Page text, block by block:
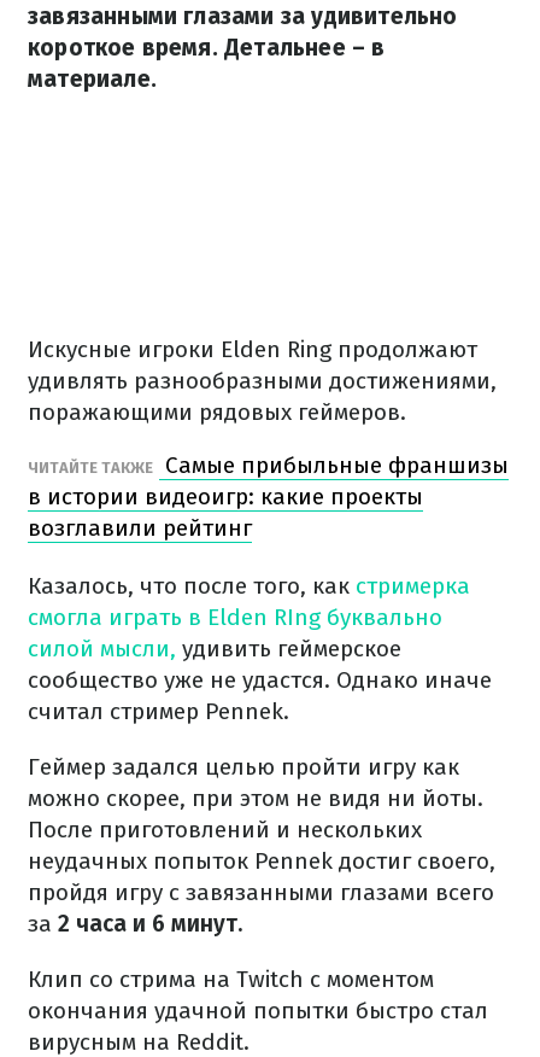
завязанными глазами за удивительно
короткое время. Детальнее – в
материале.
Искусные игроки Elden Ring продолжают
удивлять разнообразными достижениями,
поражающими рядовых геймеров.
ЧИТАЙТЕ ТАКЖЕ
Самые прибыльные франшизы
в истории видеоигр: какие проекты
возглавили рейтинг
Казалось, что после того, как стримерка
смогла играть в Elden RIng буквально
силой мысли, удивить геймерское
сообщество уже не удастся. Однако иначе
считал стример Pennek.
Геймер задался целью пройти игру как
можно скорее, при этом не видя ни йоты.
После приготовлений и нескольких
неудачных попыток Pennek достиг своего,
пройдя игру с завязанными глазами всего
за 2 часа и 6 минут.
Клип со стрима на Twitch с моментом
окончания удачной попытки быстро стал
вирусным на Reddit.